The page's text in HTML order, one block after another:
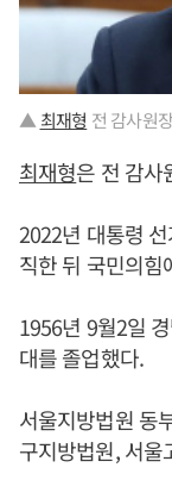
▲최재형 전 감사원
최재형은 전 감사
2022년 대통령
직한 뒤 국민의힘
1956년 9월2일
대를 졸업했다.
서울지방법원 동
구지방법원, 서울